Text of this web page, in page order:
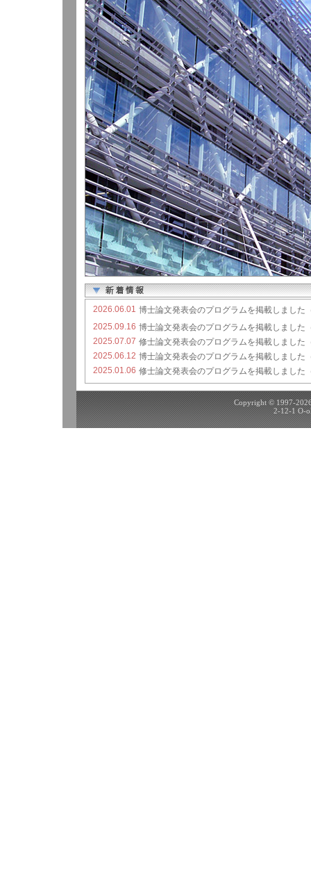
Copyright © 1997-
2-12-1 O-